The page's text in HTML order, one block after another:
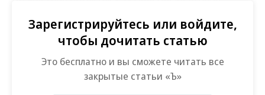
Performance Group (Performance Food, Level
Kitchen, My Food) в июне 2023 года запустила
подобную линейку по цене от 9,9 тыс. руб. в месяц.
А в 2022 году компания Grow Food начала
Зарегистрируйтесь или войдите,
чтобы дочитать статью
Это бесплатно и вы сможете читать все
закрытые статьи «Ъ»